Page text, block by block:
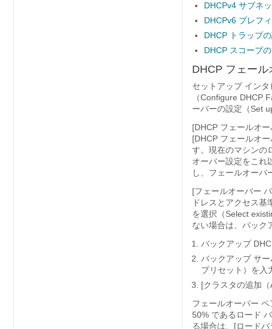
DHCPv4 サブネ
DHCPv6 プレフ
DHCP トラップ
DHCP スコープ
DHCP フェール
セットアップ イン
（Configure DHCP
ーバーの設定（Set
[DHCP フェールオ
[DHCP フェールオ
す。現在のマシンの
オーバー設定をこれ
し、フェールオーバ
[フェールオーバー
ドレスとアクセス
を選択（Select
ない場合は、バック
バックアップ
バックアップ サ
プリセット）を入
[クラスタの追加（
フェールオーバー
50% であるロード
る場合は、[ロード